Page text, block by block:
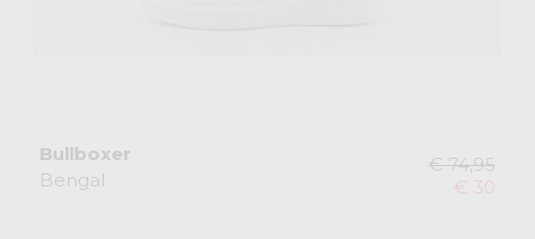
Bullboxer
Bengal
€ 74,95
€ 30